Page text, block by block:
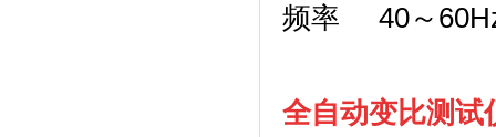
频率 40～
全自动变比测试